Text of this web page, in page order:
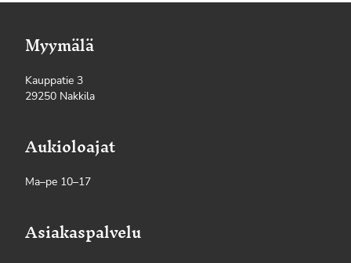
Myymälä
Kauppatie 3
29250 Nakkila
Aukioloajat
Ma–pe 10–17
Asiakaspalvelu